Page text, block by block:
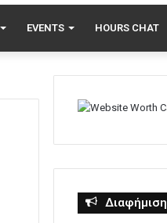
EVENTS HOURS CHAT
Διαφήμιση